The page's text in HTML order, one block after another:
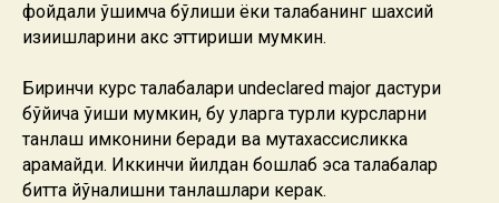
фойдали қўшимча бўлиши ёки талабанинг шахсий
қизиқишларини акс эттириши мумкин.
Биринчи курс талабалари undeclared major дастури
бўйича ўқиши мумкин, бу уларга турли курсларни
танлаш имконини беради ва мутахассисликка
қарамайди. Иккинчи йилдан бошлаб эса талабалар
битта йўналишни танлашлари керак.